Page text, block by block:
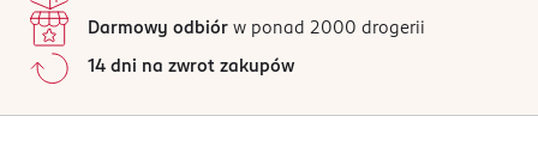
Darmowy odbiór w ponad 2000 drogerii
14 dni na zwrot zakupów